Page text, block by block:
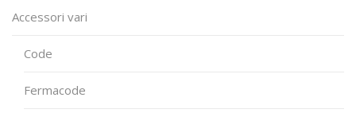
Accessori vari
Code
Fermacode